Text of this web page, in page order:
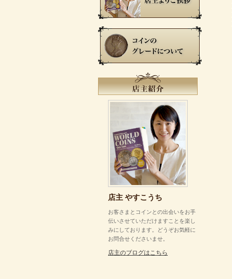
店主 やすこうち
お客さまとコインとの出会いをお手
伝いさせていただけますことを楽し
みにしております。どうぞお気軽に
お問合せくださいませ。
店主のブログはこちら